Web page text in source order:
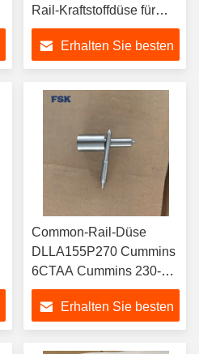
Rail-Kraftstoffdüse für
Cummins ISF2.8-
Motorsystem
Erhalten Sie besten
Common-Rail-Düse
DLLA155P270 Cummins
6CTAA Cummins 230-
245PS Motor passende
DüseErhalten Sie besten